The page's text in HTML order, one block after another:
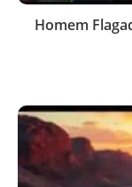
Homem